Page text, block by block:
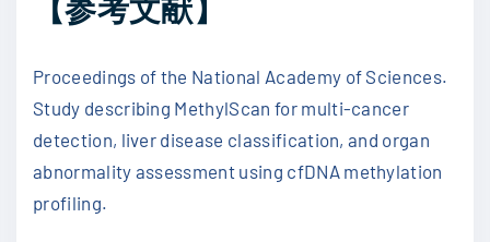
【参考文献】
Proceedings of the National Academy of Sciences.
Study describing MethylScan for multi-cancer
detection, liver disease classification, and organ
abnormality assessment using cfDNA methylation
profiling.